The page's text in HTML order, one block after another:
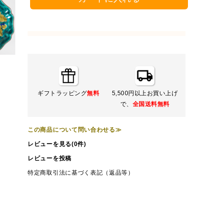
ギフトラッピング無料
5,500円以上お買い上げ
で、 全国送料無料
この商品について問い合わせる≫
レビューを見る(0件)
レビューを投稿
特定商取引法に基づく表記（返品等）